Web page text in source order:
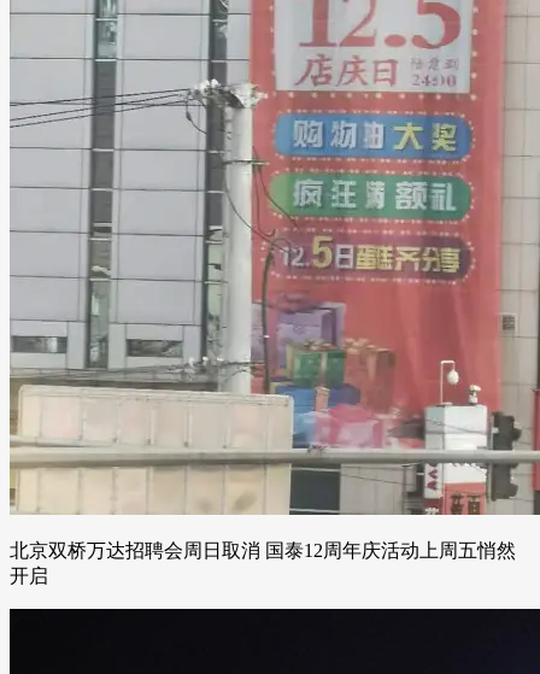
北京双桥万达招聘会周日取消 国泰12周年庆活动上周五悄然
开启